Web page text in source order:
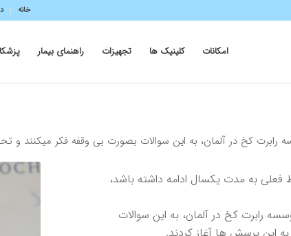
خانه
امکانات کلینیک ها تجهیزات راهنمای بیمار
كخ در آلمان، به اين سوالات بصورت بى وقفه فكر ميكنند و
فعلى به مدت يكسال ادامه داشته باشد،
رابرت كخ در آلمان، به اين سوالات